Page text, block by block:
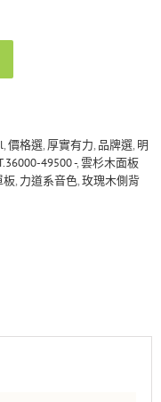
,價格選, 厚實有力, 品牌選, 明
49500 -,雲杉木面板
板, 力道系音色,玫瑰木側背